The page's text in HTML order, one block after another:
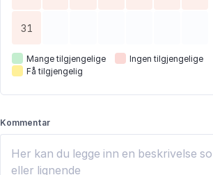
31
Mange tilgjengelige
Ingen tilgjengelige
Få tilgjengelig
Kommentar